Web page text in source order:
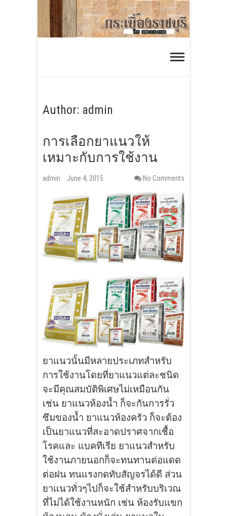
o
Author: admin
การเลือกยาแนวให้
เหมาะกับการใช้งาน
admin June 4, 2015 No Comments
ยาแนวนั้นมีหลายประเภทสำหรับ
การใช้งานโดยที่ยาแนวแต่ละชนิด
จะมีคุณสมบัติพิเศษไม่เหมือนกัน
เช่น ยาแนวห้องน้ำ ก็จะกันการรั่ว
ซึมของน้ำ ยาแนวห้องครัว ก็จะต้อง
เป็นยาแนวที่สะอาดปราศจากเชื้อ
โรคและ แบคทีเรีย ยาแนวสำหรับ
ใช้งานภายนอกก็จะทนทานต่อแดด
ต่อฝน ทนแรงกดทับสัญจรได้ดี ส่วน
ยาแนวทั่วๆไปก็จะใช้สำหรับบริเวณ
ที่ไม่ได้ใช้งานหนัก เช่น ห้องรับแขก